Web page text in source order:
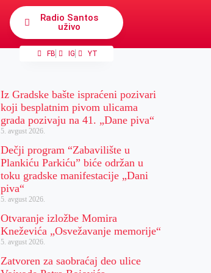
Radio Santos
uživo
FB IG YT
Iz Gradske bašte ispraćeni pozivari
koji besplatnim pivom ulicama
grada pozivaju na 41. „Dane piva“
5. avgust 2026.
Dečji program “Zabavilište u
Plankiću Parkiću” biće održan u
toku gradske manifestacije „Dani
piva“
5. avgust 2026.
Otvaranje izložbe Momira
Kneževića „Osvežavanje memorije“
5. avgust 2026.
Zatvoren za saobraćaj deo ulice